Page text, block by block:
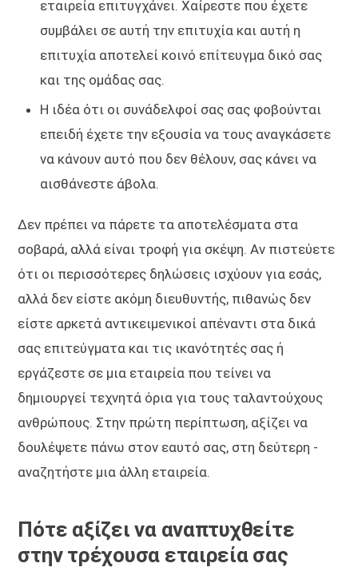
εταιρεία επιτυγχάνει. Χαίρεστε που έχετε
συμβάλει σε αυτή την επιτυχία και αυτή η
επιτυχία αποτελεί κοινό επίτευγμα δικό σας
και της ομάδας σας.
Η ιδέα ότι οι συνάδελφοί σας σας φοβούνται
επειδή έχετε την εξουσία να τους αναγκάσετε
να κάνουν αυτό που δεν θέλουν, σας κάνει να
αισθάνεστε άβολα.
Δεν πρέπει να πάρετε τα αποτελέσματα στα
σοβαρά, αλλά είναι τροφή για σκέψη. Αν πιστεύετε
ότι οι περισσότερες δηλώσεις ισχύουν για εσάς,
αλλά δεν είστε ακόμη διευθυντής, πιθανώς δεν
είστε αρκετά αντικειμενικοί απέναντι στα δικά
σας επιτεύγματα και τις ικανότητές σας ή
εργάζεστε σε μια εταιρεία που τείνει να
δημιουργεί τεχνητά όρια για τους ταλαντούχους
ανθρώπους. Στην πρώτη περίπτωση, αξίζει να
δουλέψετε πάνω στον εαυτό σας, στη δεύτερη -
αναζητήστε μια άλλη εταιρεία.
Πότε αξίζει να αναπτυχθείτε
στην τρέχουσα εταιρεία σας